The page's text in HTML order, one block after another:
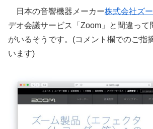
日本の音響機器メーカー株式会社ズ
デオ会議サービス「Zoom」と間違って
がいるそうです。(コメント欄でのご指
います)